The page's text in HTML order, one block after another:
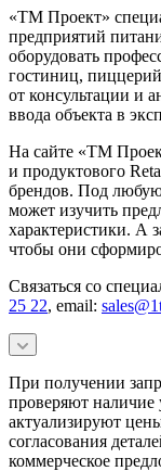
«ТМ Проект»
предприятий
оборудовать
гостиниц,
от консультации и
ввода объекта в
На сайте «ТМ
и продуктового
брендов. Под
может изучить
характеристики. А
чтобы они
Связаться со
25 22, email:
При получении
проверяют наличие
актуализируют
согласования
коммерческое